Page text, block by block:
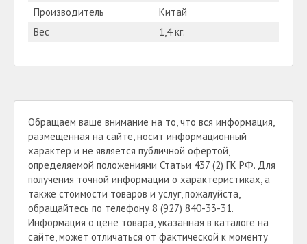
Производитель
Китай
Вес
1,4 кг.
Обращаем ваше внимание на то, что вся информация,
размещенная на сайте, носит информационный
характер и не является публичной офертой,
определяемой положениями Статьи 437 (2) ГК РФ. Для
получения точной информации о характеристиках, а
также стоимости товаров и услуг, пожалуйста,
обращайтесь по телефону 8 (927) 840-33-31.
Информация о цене товара, указанная в каталоге на
сайте, может отличаться от фактической к моменту